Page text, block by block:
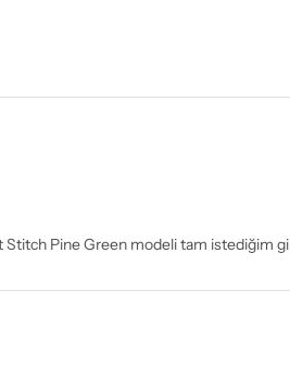
Stitch Pine Green modeli tam istediğim